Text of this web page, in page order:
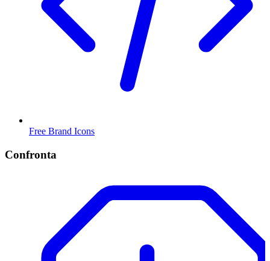
Free Brand Icons
Confronta